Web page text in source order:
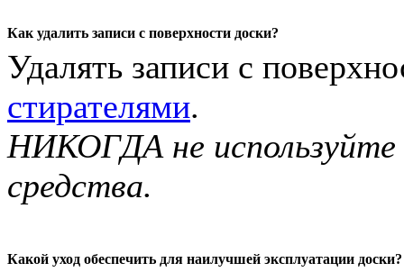
Как удалить записи с поверхности доски?
Удалять записи с
стирателями.
НИКОГДА не используйте
средства.
Какой уход обеспечить для наилучшей эксплуатации доски?